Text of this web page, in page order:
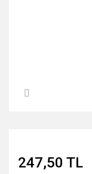
247,50 TL